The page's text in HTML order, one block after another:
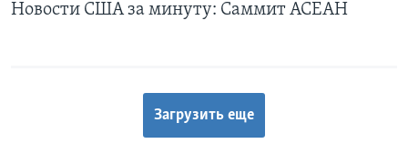
Новости США за минуту: Саммит АСЕАН
Загрузить еще